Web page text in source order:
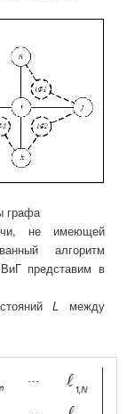
графа
не имеющей
алгоритм
представим в
L между